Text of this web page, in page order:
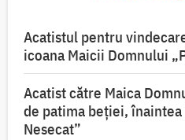
Acatistul pentru
icoana Maicii Domnului
Acatist către Maica
de patima beției,
Nesecat”